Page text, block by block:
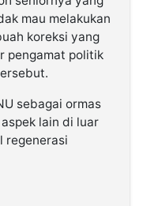
mau melakukan
koreksi yang
pengamat politik
sebagai ormas
lain di luar
regenerasi